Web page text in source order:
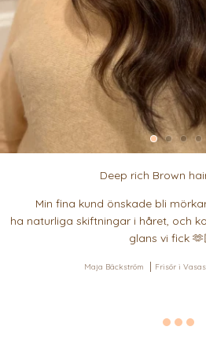
Deep rich Brown
Min fina kund önskade bli
ha naturliga skiftningar i håret, och
glans vi fick
Maja Bäckström Frisör i